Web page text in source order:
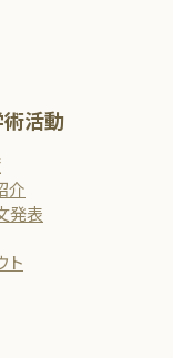
術活動
介
発表
ト